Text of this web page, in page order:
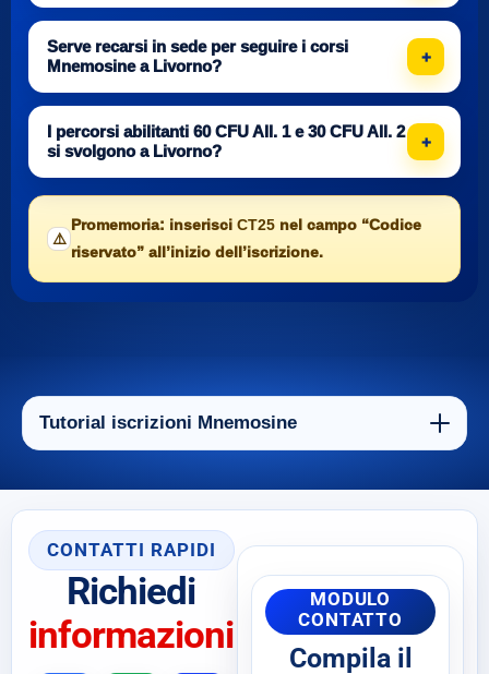
Serve recarsi in sede per seguire i corsi
Mnemosine a Livorno?
I percorsi abilitanti 60 CFU All. 1 e 30 CFU All. 2
si svolgono a Livorno?
⚠️
Promemoria: inserisci CT25 nel campo “Codice
riservato” all’inizio dell’iscrizione.
Tutorial iscrizioni Mnemosine
CONTATTI RAPIDI
Richiedi
informazioni
MODULO
CONTATTO
Compila il